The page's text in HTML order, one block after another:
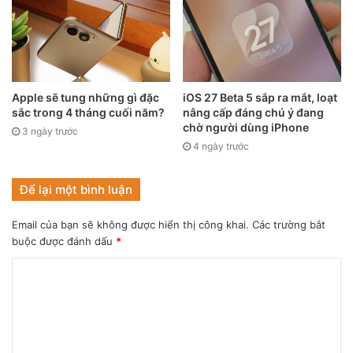
Ảnh minh họa.
Apple sẽ tung những gì đặc
sắc trong 4 tháng cuối năm?
3 ngày trước
iOS 27 Beta 5 sắp ra mắt, loạt
nâng cấp đáng chú ý đang
chờ người dùng iPhone
4 ngày trước
Để lại một bình luận
Email của bạn sẽ không được hiển thị công khai. Các trường bắt
buộc được đánh dấu *